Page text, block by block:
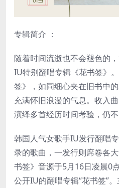
专辑简介 ：
随着时间流逝也不会褪色的
IU特别翻唱专辑《花书签》
签》，如同细心夹在旧书中
充满怀旧浪漫的气息。收入
演绎多首经历时间考验，仍不
韩国人气女歌手IU发行翻唱
录的歌曲，一发行则席卷各
书签》音源于5月16日凌晨0
公开IU的翻唱专辑“花书签”